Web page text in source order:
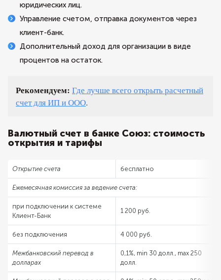
юридических лиц.
Управление счетом, отправка документов через
клиент-банк.
Дополнительный доход для организации в виде
процентов на остаток.
Рекомендуем: Где лучше всего открыть расчетный
счет для ИП и ООО.
Валютный счет в банке Союз: стоимость
открытия и тарифы
Открытие счета бесплатно
Ежемесячная комиссия за ведение счета:
при подключении к системе
Клиент-Банк
1 200 руб.
без подключения 4 000 руб.
Межбанковский перевод в
долларах
0,1%, min 30 долл., max 250
долл.